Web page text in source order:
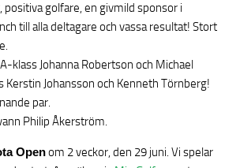
golfare, en givmild sponsor i
till alla deltagare och vassa resultat! Stort
klass Johanna Robertson och Michael
Kerstin Johansson och Kenneth Törnberg!
par.
Philip Åkerström.
Openom 2 veckor, den 29 juni. Vi spelar